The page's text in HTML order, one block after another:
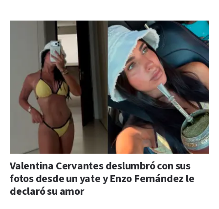
Valentina Cervantes deslumbró con sus
fotos desde un yate y Enzo Fernández le
declaró su amor